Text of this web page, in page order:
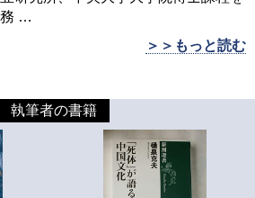
…
＞＞もっと読む
執筆者の書籍